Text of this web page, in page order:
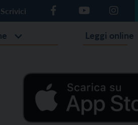
Scrivici
Leggi online